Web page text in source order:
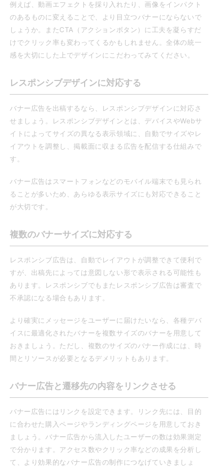
例えば、動画エフェクトを採り入れたり、画像をインパクト
のあるものに変えることで、より目立つバナーにならないで
しょうか。またCTA（アクションボタン）に工夫を凝らすだ
けでクリック率も変わってくるかもしれません。全体の統一
感を大切にした上でデザインにこだわってみてください。
レスポンシブデザインに対応する
バナー広告を出稿するなら、レスポンシブデザインに対応さ
せましょう。レスポンシブデザインとは、デバイスやWebサ
イトによってサイズの異なる表示領域に、自動でサイズやレ
イアウトを調整し、掲載面に収まる広告を配信する仕組みで
す。
バナー広告はスマートフォンなどのモバイル端末でも見られ
ることが多いため、あらゆる表示サイズにも対応できること
が大切です。
複数のバナーサイズに対応する
レスポンシブ広告は、自動でレイアウトが調整できて便利で
すが、出稿先によっては意図しない形で表示される可能性も
あります。レスポンシブでもまたレスポンシブ広告は審査で
不承認になる場合もあります。
より確実にメッセージをユーザーに届けたいなら、各種デバ
イスに最適化されたバナーを複数サイズのバナーを用意して
おきましょう。ただし、複数のサイズのバナー作成には、時
間とリソースが必要となるデメリットもあります。
バナー広告と遷移先の内容をリンクさせる
バナー広告にはリンクを設定できます。リンク先には、目的
に合わせた購入ページやランディングページを用意しておき
ましょう。バナー広告から流入したユーザーの数は効果測定
で分かります。アクセス数やクリック率などの成果を分析し
て、より効果的なバナー広告の制作につなげていきましょ